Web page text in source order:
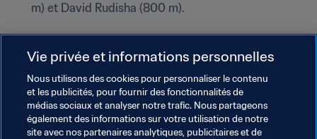
m) et David Rudisha (800 m).
Mia Hamm était la meilleure buteuse au niveau
international avec 158 buts en sélection. Elle a
détenu le record de 1999 à 2013, quand Abby
Wambach l'a battu. Depuis, Christine Sinclair les a
dépassées toutes les deux.
Vie privée et informations personnelles
Nous utilisons des cookies pour personnaliser le contenu
et les publicités, pour fournir des fonctionnalités de
médias sociaux et analyser notre trafic. Nous partageons
également des informations sur votre utilisation de notre
site avec nos partenaires analytiques, publicitaires et de